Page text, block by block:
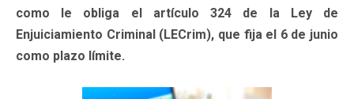
como le obliga el artículo 324 de la Ley de
Enjuiciamiento Criminal (LECrim), que fija el 6 de junio
como plazo límite.